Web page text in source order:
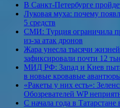
В Санкт-Петербурге
Луковая муха: почему
5 средств
СМИ: Турция ограничила
из-за атак дронов
Жара унесла тысячи
зафиксировали почти 12
МИД РФ: Запад и Киев
в новые кровавые
«Ракеты у них есть»:
Обозревателей WP
С начала года в